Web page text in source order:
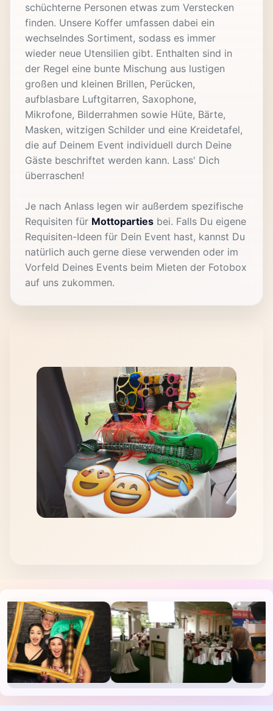
schüchterne Personen etwas zum Verstecken
finden. Unsere Koffer umfassen dabei ein
wechselndes Sortiment, sodass es immer
wieder neue Utensilien gibt. Enthalten sind in
der Regel eine bunte Mischung aus lustigen
großen und kleinen Brillen, Perücken,
aufblasbare Luftgitarren, Saxophone,
Mikrofone, Bilderrahmen sowie Hüte, Bärte,
Masken, witzigen Schilder und eine Kreidetafel,
die auf Deinem Event individuell durch Deine
Gäste beschriftet werden kann. Lass' Dich
überraschen!
Je nach Anlass legen wir außerdem spezifische
Requisiten für Mottoparties bei. Falls Du eigene
Requisiten-Ideen für Dein Event hast, kannst Du
natürlich auch gerne diese verwenden oder im
Vorfeld Deines Events beim Mieten der Fotobox
auf uns zukommen.